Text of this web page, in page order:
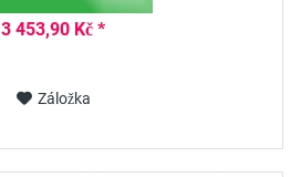
3 453,90 Kč *
Záložka